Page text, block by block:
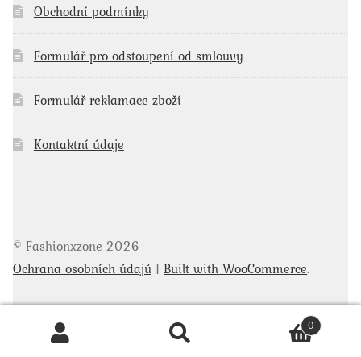
Obchodní podmínky
Formulář pro odstoupení od smlouvy
Formulář reklamace zboží
Kontaktní údaje
© Fashionxzone 2026
Ochrana osobních údajů
Built with WooCommerce.
0